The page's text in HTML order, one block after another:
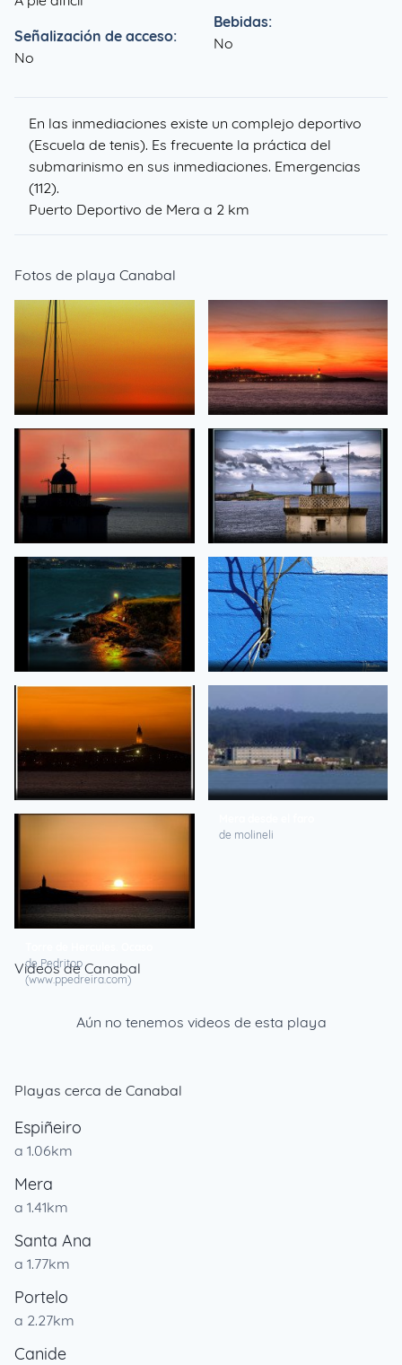
Señalización de acceso:
No
Bebidas:
No
En las inmediaciones existe un complejo deportivo
(Escuela de tenis). Es frecuente la práctica del
submarinismo en sus inmediaciones. Emergencias
(112).
Puerto Deportivo de Mera a 2 km
Fotos de playa Canabal
Velero y ocaso
de Antonio Torres SÃ¡nchez
Solpor dende o faro de Mera
de molineli
Faro de Mera. Ocaso
(www.ppedreira.com)
2000 aÃ±os los separan
de Pedritop
(www.ppedreira.com)
Cala Punta Bufadoiro (O
de CdePaz
de javierbranas
Puesta de Sol sobre la Torre de
de molineli
de Pedritop
(www.ppedreira.com)
Videos de Canabal
Aún no tenemos videos de esta playa
Playas cerca de Canabal
Espiñeiro
a 1.06km
Mera
a 1.41km
Santa Ana
a 1.77km
Portelo
a 2.27km
Canide